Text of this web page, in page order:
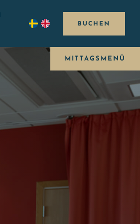
BUCHEN
MITTAGSMENÜ